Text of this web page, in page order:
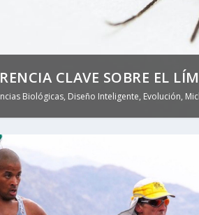
CLAVE SOBRE EL
Biológicas, Diseño Inteligente, Evolución,